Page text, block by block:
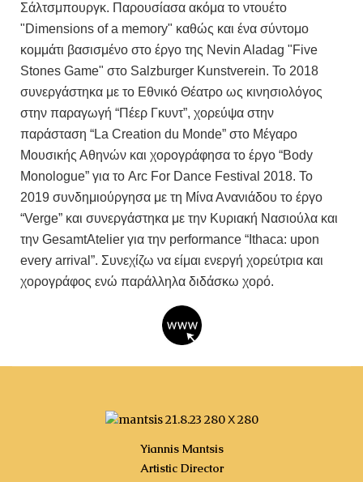
Σάλτσμπουργκ. Παρουσίασα ακόμα το ντουέτο
"Dimensions of a memory" καθώς και ένα σύντομο
κομμάτι βασισμένο στο έργο της Nevin Aladag "Five
Stones Game" στο Salzburger Kunstverein. Το 2018
συνεργάστηκα με το Εθνικό Θέατρο ως κινησιολόγος
στην παραγωγή “Πέερ Γκυντ”, χορεύψα στην
παράσταση “La Creation du Monde” στο Μέγαρο
Μουσικής Αθηνών και χορογράφησα το έργο “Body
Monologue” για το Arc For Dance Festival 2018. Το
2019 συνδημιούργησα με τη Μίνα Ανανιάδου το έργο
“Verge” και συνεργάστηκα με την Κυριακή Νασιούλα και
την GesamtΑtelier για την performance “Ithaca: upon
every arrival”. Συνεχίζω να είμαι ενεργή χορεύτρια και
χορογράφος ενώ παράλληλα διδάσκω χορό.
Yiannis Mantsis
Artistic Director